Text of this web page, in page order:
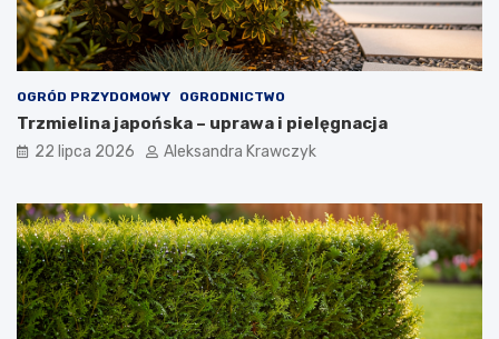
OGRÓD PRZYDOMOWY OGRODNICTWO
Trzmielina japońska – uprawa i pielęgnacja
22 lipca 2026 Aleksandra Krawczyk